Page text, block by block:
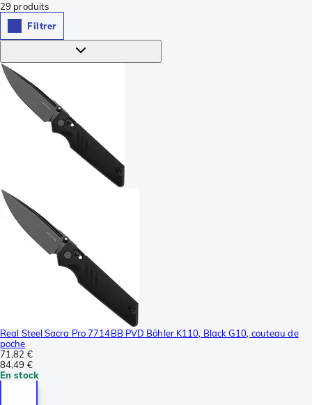
29 produits
Filtrer
Real Steel Sacra Pro 7714BB PVD Böhler K110, Black G10, couteau de
poche
71,82 €
84,49 €
En stock